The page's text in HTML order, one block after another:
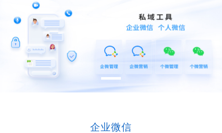
企业微信